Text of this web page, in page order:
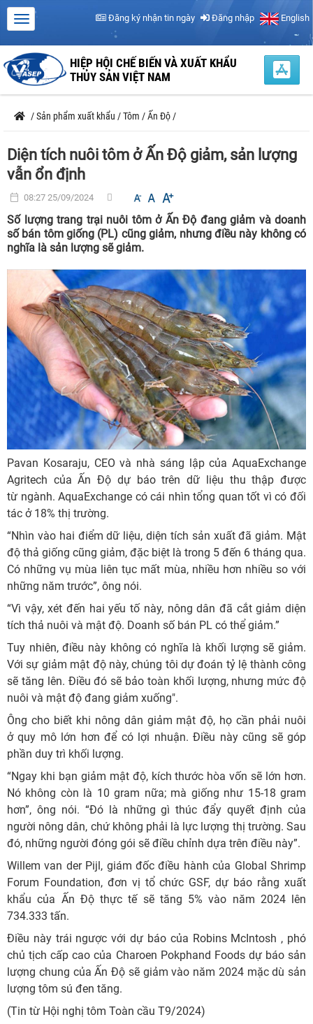
Đăng ký nhận tin ngày Đăng nhập English
HIỆP HỘI CHẾ BIẾN VÀ XUẤT KHẨU
THỦY SẢN VIỆT NAM
/Sản phẩm xuất khẩu /Tôm /Ấn Độ /
Diện tích nuôi tôm ở Ấn Độ giảm, sản lượng
vẫn ổn định
08:27 25/09/2024
Số lượng trang trại nuôi tôm ở Ấn Độ đang giảm và doanh
số bán tôm giống (PL) cũng giảm, nhưng điều này không có
nghĩa là sản lượng sẽ giảm.
Pavan Kosaraju, CEO và nhà sáng lập của AquaExchange
Agritech của Ấn Độ dự báo trên dữ liệu thu thập được
từ ngành. AquaExchange có cái nhìn tổng quan tốt vì có đối
tác ở 18% thị trường.
“Nhìn vào hai điểm dữ liệu, diện tích sản xuất đã giảm. Mật
độ thả giống cũng giảm, đặc biệt là trong 5 đến 6 tháng qua.
Có những vụ mùa liên tục mất mùa, nhiều hơn nhiều so với
những năm trước”, ông nói.
“Vì vậy, xét đến hai yếu tố này, nông dân đã cắt giảm diện
tích thả nuôi và mật độ. Doanh số bán PL có thể giảm.”
Tuy nhiên, điều này không có nghĩa là khối lượng sẽ giảm.
Với sự giảm mật độ này, chúng tôi dự đoán tỷ lệ thành công
sẽ tăng lên. Điều đó sẽ bảo toàn khối lượng, nhưng mức độ
nuôi và mật độ đang giảm xuống".
Ông cho biết khi nông dân giảm mật độ, họ cần phải nuôi
ở quy mô lớn hơn để có lợi nhuận. Điều này cũng sẽ góp
phần duy trì khối lượng.
“Ngay khi bạn giảm mật độ, kích thước hòa vốn sẽ lớn hơn.
Nó không còn là 10 gram nữa; mà giống như 15-18 gram
hơn”, ông nói. “Đó là những gì thúc đẩy quyết định của
người nông dân, chứ không phải là lực lượng thị trường. Sau
đó, những người đóng gói sẽ điều chỉnh dựa trên điều này”.
Willem van der Pijl, giám đốc điều hành của Global Shrimp
Forum Foundation, đơn vị tổ chức GSF, dự báo rằng xuất
khẩu của Ấn Độ thực tế sẽ tăng 5% vào năm 2024 lên
734.333 tấn.
Điều này trái ngược với dự báo của Robins McIntosh , phó
chủ tịch cấp cao của Charoen Pokphand Foods dự báo sản
lượng chung của Ấn Độ sẽ giảm vào năm 2024 mặc dù sản
lượng tôm sú đen tăng.
(Tin từ Hội nghị tôm Toàn cầu T9/2024)